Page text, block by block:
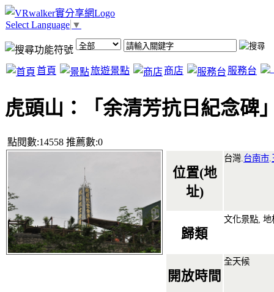
Select Language ▼
首頁 旅遊景點 商店 服務台
虎頭山：「余清芳抗日紀念碑
點閱數:14558 推薦數:0
位置(地
址)
台灣. 台南市
歸類
文化景點,
開放時間
全天候